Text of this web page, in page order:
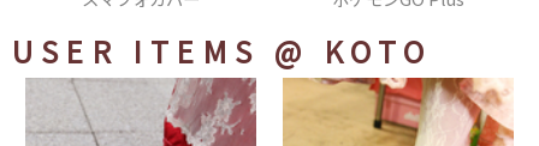
USER ITEMS @ KOTO